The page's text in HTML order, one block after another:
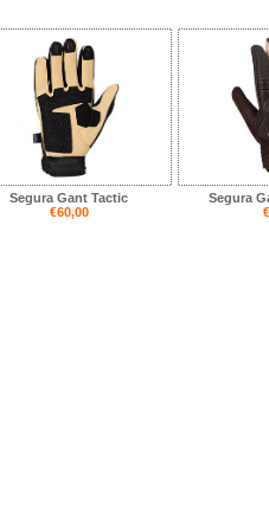
Segura Gant Tactic
€60,00
Segura